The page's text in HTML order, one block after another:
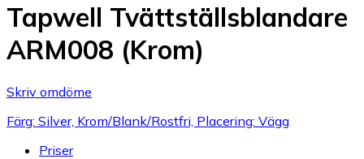
Tapwell Tvättställsblandare
ARM008 (Krom)
Skriv omdöme
Färg: Silver, Krom/Blank/Rostfri, Placering: Vägg
Priser